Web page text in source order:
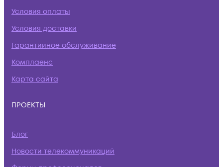
Условия оплаты
Условия доставки
Гарантийное обслуживание
Комплаенс
Карта сайта
ПРОЕКТЫ
Блог
Новости телекоммуникаций